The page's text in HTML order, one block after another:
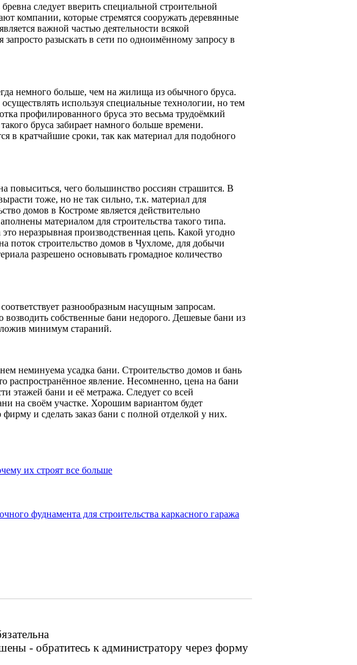
следует вверить специальной строительной
компании, которые стремятся сооружать деревянные
важной частью деятельности всякой
разыскать в сети по одноимённому запросу в
немного больше, чем на жилища из обычного бруса.
используя специальные технологии, но тем
профилированного бруса это весьма трудоёмкий
бруса забирает намного больше времени.
в кратчайшие сроки, так как материал для подобного
чего большинство россиян страшится. В
тоже, но не так сильно, т.к. материал для
домов в Костроме является действительно
материалом для строительства такого типа.
неразрывная производственная цепь. Какой угодно
поток строительство домов в Чухломе, для добычи
разрешено основывать громадное количество
разнообразным насущным запросам.
собственные бани недорого. Дешевые бани из
минимум стараний.
неминуема усадка бани. Строительство домов и бань
распространённое явление. Несомненно, цена на бани
этажей бани и её метража. Следует со всей
на своём участке. Хорошим вариантом будет
и сделать заказ бани с полной отделкой у них.
их строят все больше
фуднамента для строительства каркасного гаража
- обратитесь к администратору через форму